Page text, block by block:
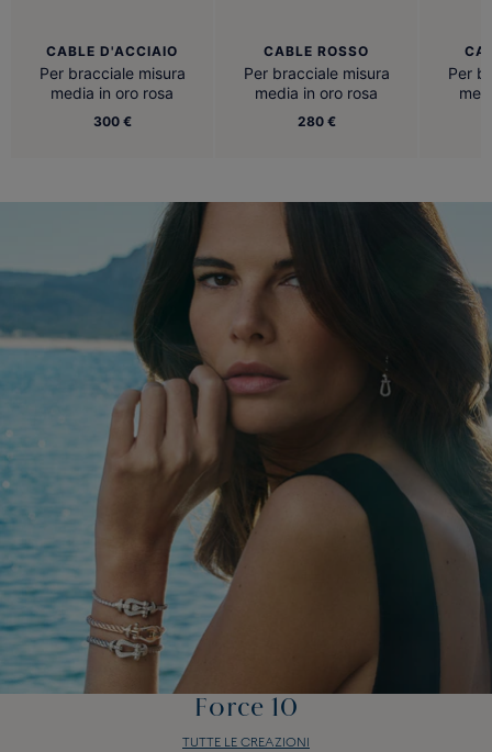
CABLE D'ACCIAIO
Per bracciale misura
media in oro rosa
300 €
CABLE ROSSO
Per bracciale misura
media in oro rosa
280 €
Per
Force 10
TUTTE LE CREAZIONI